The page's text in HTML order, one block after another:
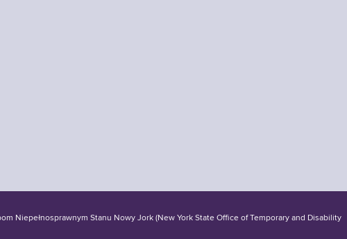
Niepełnosprawnym Stanu Nowy Jork (New York State Office of Temporary and Disability